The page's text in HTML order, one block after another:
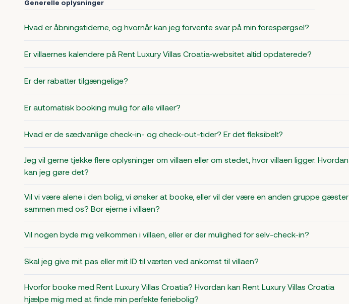
Generelle oplysninger
Hvad er åbningstiderne, og hvornår kan jeg forvente svar på min forespørgsel?
Er villaernes kalendere på Rent Luxury Villas Croatia‑websitet altid opdaterede?
Er der rabatter tilgængelige?
Er automatisk booking mulig for alle villaer?
Hvad er de sædvanlige check-in- og check-out-tider? Er det fleksibelt?
Jeg vil gerne tjekke flere oplysninger om villaen eller om stedet, hvor villaen ligger. Hvordan
kan jeg gøre det?
Vil vi være alene i den bolig, vi ønsker at booke, eller vil der være en anden gruppe gæster
sammen med os? Bor ejerne i villaen?
Vil nogen byde mig velkommen i villaen, eller er der mulighed for selv-check-in?
Skal jeg give mit pas eller mit ID til værten ved ankomst til villaen?
Hvorfor booke med Rent Luxury Villas Croatia? Hvordan kan Rent Luxury Villas Croatia
hjælpe mig med at finde min perfekte feriebolig?